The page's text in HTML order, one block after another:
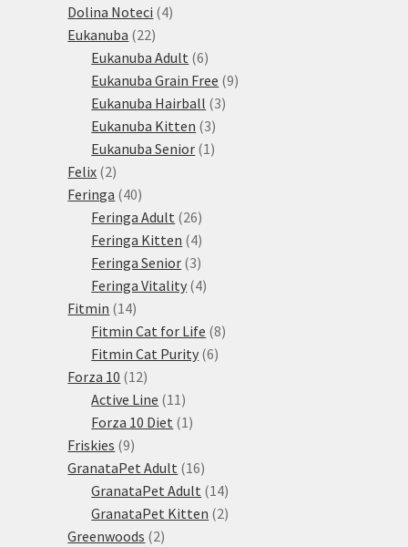
produkty
Dolina Noteci 44
Eukanuba 2222
produktů
Eukanuba Adult 66
produktů
Eukanuba Grain Free 99
Eukanuba Hairball 33
Eukanuba Kitten 33
produkty
Eukanuba Senior 1 1
Felix 22
produkty
Feringa 4040
produktů
Feringa Adult 2626
produktů
Feringa Kitten 44
produkty
Feringa Senior 33
produkty
Feringa Vitality 44
Fitmin 1414
produktů
Fitmin Cat for Life 88
Fitmin Cat Purity 66
Forza 10 1212
produktů
Active Line 11 11
produktů
Forza 10 Diet 1 1
Friskies 99
produktů
GranataPet Adult 1616
produktů
GranataPet Adult 1414
produktů
GranataPet Kitten 22
Greenwoods 22